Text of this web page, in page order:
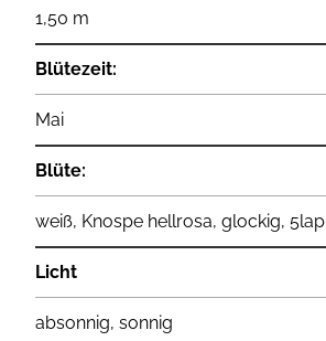
1,50 m
Blütezeit:
Mai
Blüte:
weiß, Knospe hellrosa, glockig,
Licht
absonnig, sonnig